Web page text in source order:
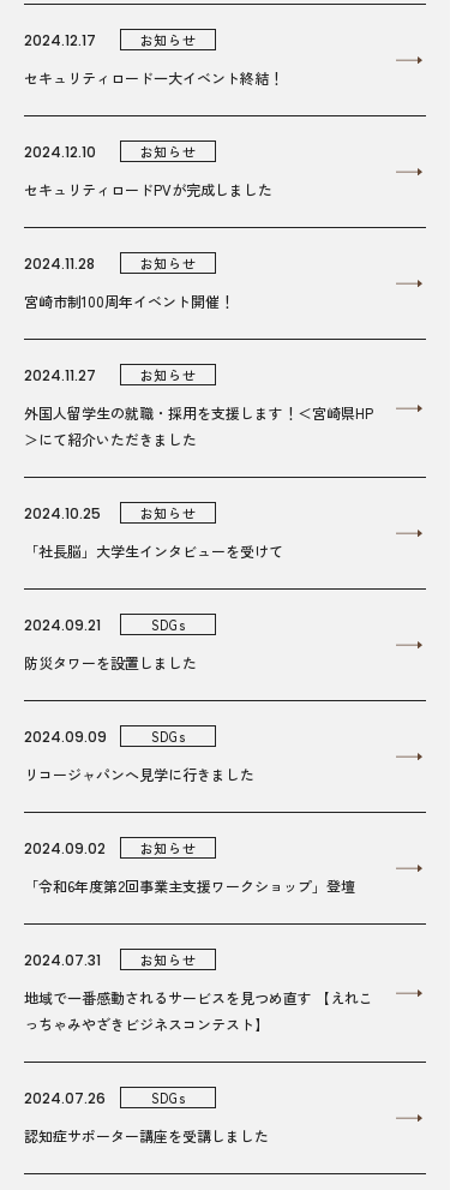
2024.12.17 お知らせ
セキュリティロード一大イベント終結！
2024.12.10 お知らせ
セキュリティロードPVが完成しました
2024.11.28 お知らせ
宮崎市制100周年イベント開催！
2024.11.27 お知らせ
外国人留学生の就職・採用を支援します！＜宮崎県HP
＞にて紹介いただきました
2024.10.25 お知らせ
「社長脳」大学生インタビューを受けて
2024.09.21 SDGs
防災タワーを設置しました
2024.09.09 SDGs
リコージャパンへ見学に行きました
2024.09.02 お知らせ
「令和6年度第2回事業主支援ワークショップ」登壇
2024.07.31 お知らせ
地域で一番感動されるサービスを見つめ直す 【えれこ
っちゃみやざきビジネスコンテスト】
2024.07.26 SDGs
認知症サポーター講座を受講しました